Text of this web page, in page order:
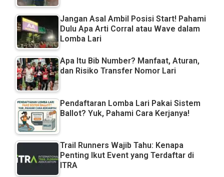
Jangan Asal Ambil Posisi Start! Pahami
Dulu Apa Arti Corral atau Wave dalam
Lomba Lari
Apa Itu Bib Number? Manfaat, Aturan,
dan Risiko Transfer Nomor Lari
Pendaftaran Lomba Lari Pakai Sistem
Ballot? Yuk, Pahami Cara Kerjanya!
Trail Runners Wajib Tahu: Kenapa
Penting Ikut Event yang Terdaftar di
ITRA